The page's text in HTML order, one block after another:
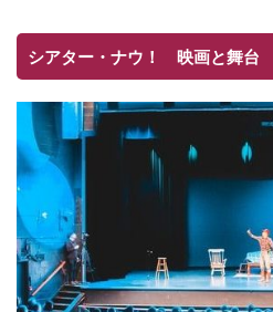
シアター・ナウ！ 映画と舞台